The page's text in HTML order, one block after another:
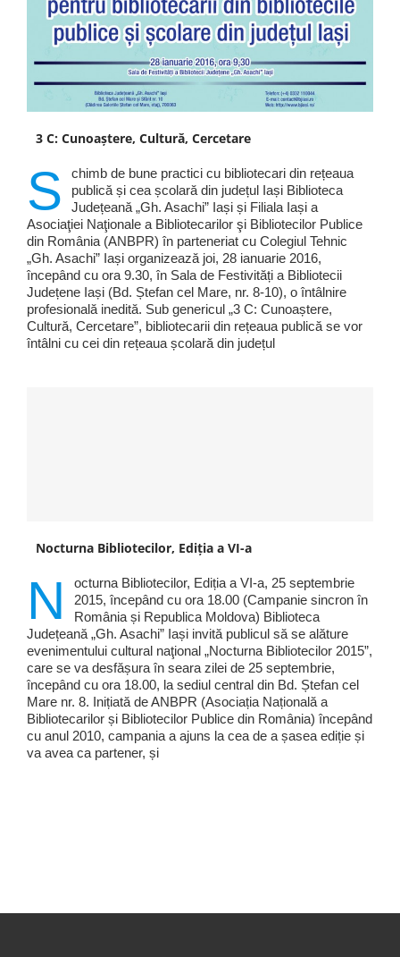
3 C: Cunoaștere, Cultură, Cercetare
S
chimb de bune practici cu bibliotecari din rețeaua
publică și cea școlară din județul Iași Biblioteca
Județeană „Gh. Asachi” Iași și Filiala Iași a
Asociaţiei Naţionale a Bibliotecarilor şi Bibliotecilor Publice
din România (ANBPR) în parteneriat cu Colegiul Tehnic
„Gh. Asachi” Iași organizează joi, 28 ianuarie 2016,
începând cu ora 9.30, în Sala de Festivități a Bibliotecii
Județene Iași (Bd. Ștefan cel Mare, nr. 8-10), o întâlnire
profesională inedită. Sub genericul „3 C: Cunoaștere,
Cultură, Cercetare”, bibliotecarii din rețeaua publică se vor
întâlni cu cei din rețeaua școlară din județul
Nocturna Bibliotecilor, Ediția a VI-a
N
octurna Bibliotecilor, Ediția a VI-a, 25 septembrie
2015, începând cu ora 18.00 (Campanie sincron în
România și Republica Moldova) Biblioteca
Județeană „Gh. Asachi” Iași invită publicul să se alăture
evenimentului cultural naţional „Nocturna Bibliotecilor 2015”,
care se va desfășura în seara zilei de 25 septembrie,
începând cu ora 18.00, la sediul central din Bd. Ștefan cel
Mare nr. 8. Inițiată de ANBPR (Asociația Națională a
Bibliotecarilor și Bibliotecilor Publice din România) începând
cu anul 2010, campania a ajuns la cea de a șasea ediție și
va avea ca partener, și